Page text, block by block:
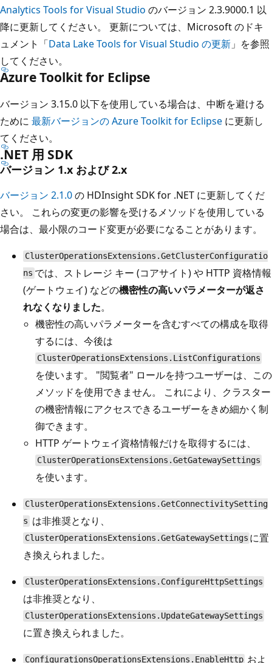
Analytics Tools for Visual Studio のバージョン 2.3.9000.1 以
降に更新してください。 更新については、Microsoft のドキ
ュメント「Data Lake Tools for Visual Studio の更新 」を参照
してください。
Azure Toolkit for Eclipse
バージョン 3.15.0 以下を使用している場合は、中断を避ける
ために 最新バージョンの Azure Toolkit for Eclipse に更新し
てください。
.NET 用 SDK
バージョン 1.x および 2.x
バージョン 2.1.0の HDInsight SDK for .NET に更新してくだ
さい。 これらの変更の影響を受けるメソッドを使用している
場合は、最小限のコード変更が必要になることがあります。
ClusterOperationsExtensions.GetClusterConfiguratio
ns では、ストレージ キー (コアサイト) や HTTP 資格情報
(ゲートウェイ) などの機密性の高いパラメーターが返さ
れなくなりました。
機密性の高いパラメーターを含むすべての構成を取得
するには、今後は
ClusterOperationsExtensions.ListConfigurations
を使います。 "閲覧者" ロールを持つユーザーは、この
メソッドを使用できません。 これにより、クラスター
の機密情報にアクセスできるユーザーをきめ細かく制
御できます。
HTTP ゲートウェイ資格情報だけを取得するには、
ClusterOperationsExtensions.GetGatewaySettings
を使います。
ClusterOperationsExtensions.GetConnectivitySetting
s は非推奨となり、
ClusterOperationsExtensions.GetGatewaySettings に置
き換えられました。
ClusterOperationsExtensions.ConfigureHttpSettings
は非推奨となり、
ClusterOperationsExtensions.UpdateGatewaySettings
に置き換えられました。
ConfigurationsOperationsExtensions.EnableHttp およ